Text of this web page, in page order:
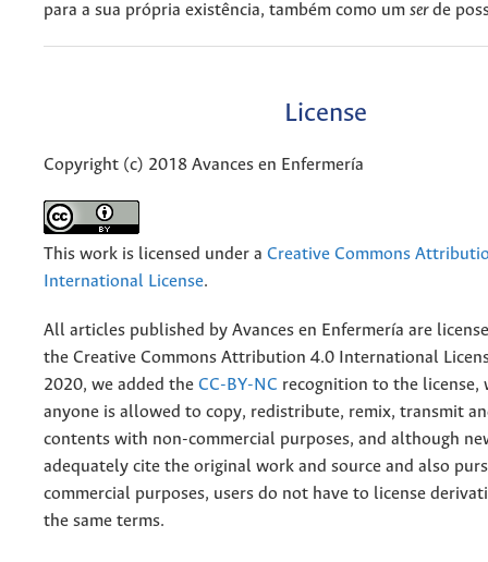
para a sua própria existência, também como um serde
License
Copyright (c) 2018 Avances en Enfermería
This work is licensed under a Creative Commons
International License.
All articles published by Avances en Enfermería are
the Creative Commons Attribution 4.0 International
2020, we added the CC-BY-NC recognition to the license,
anyone is allowed to copy, redistribute, remix, transmit
contents with non-commercial purposes, and although
adequately cite the original work and source and also
commercial purposes, users do not have to license
the same terms.